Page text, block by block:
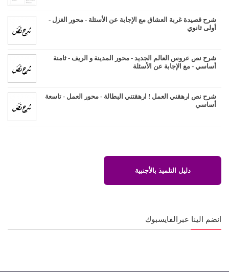
شرح قصيدة غربة العشاق مع الإجابة عن الأسئلة - محور الغزل -
أولى ثانوي
شرح نص عروس العالم الجديد - محور المدينة و الريف - ثامنة
أساسي - مع الإجابة عن الأسئلة
شرح نص ارهقني العمل ! ارهقتني البطالة - محور العمل - تاسعة
أساسي
دليل التلميذ بالأجنبية
انضم الينا عبرالفايسبوك